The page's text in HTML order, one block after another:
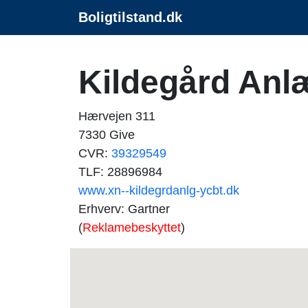
Boligtilstand.dk
Kildegård
Hærvejen 311
7330 Give
CVR: 39329549
TLF: 28896984
www.xn--kildegrdanlg-ycbt.dk
Erhverv: Gartner
(Reklamebeskyttet)